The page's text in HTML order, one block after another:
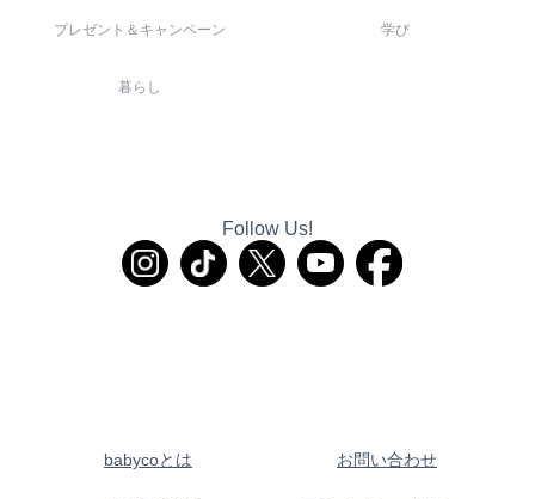
プレゼント＆キャンペーン 学び
暮らし
Follow Us!
babycoとは お問い合わせ